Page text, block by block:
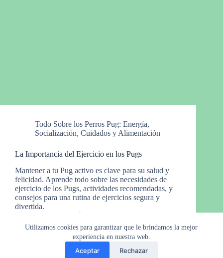
Utilizamos cookies para garantizar que le brindamos la mejor
experiencia en nuestra web.
Aceptar Rechazar
Todo Sobre los Perros Pug: Energía,
Socialización, Cuidados y Alimentación
La Importancia del Ejercicio en los Pugs
Mantener a tu Pug activo es clave para su salud y
felicidad. Aprende todo sobre las necesidades de
ejercicio de los Pugs, actividades recomendadas, y
consejos para una rutina de ejercicios segura y
divertida.